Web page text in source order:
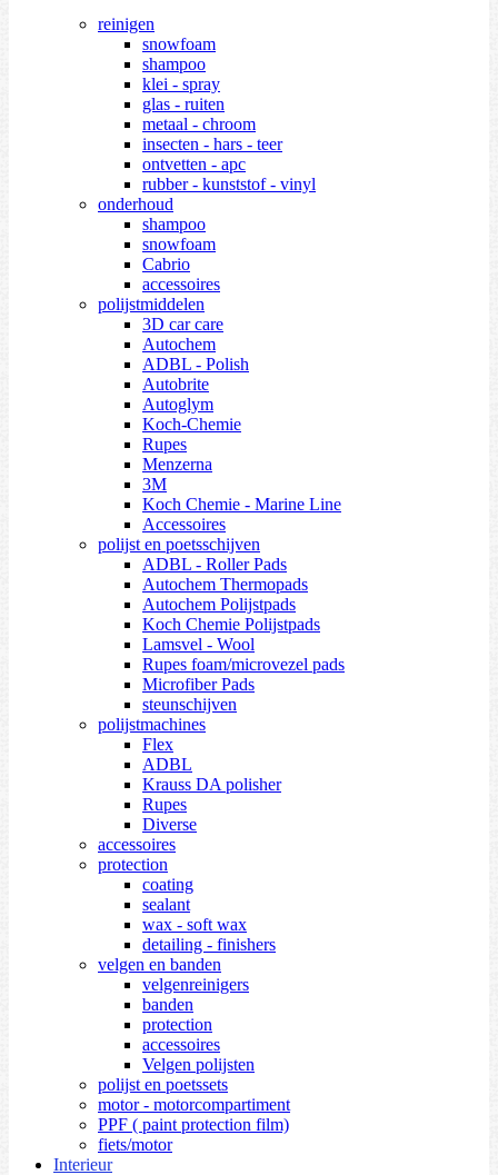
reinigen
snowfoam
shampoo
klei - spray
glas - ruiten
metaal - chroom
insecten - hars - teer
ontvetten - apc
rubber - kunststof - vinyl
onderhoud
shampoo
snowfoam
Cabrio
accessoires
polijstmiddelen
3D car care
Autochem
ADBL - Polish
Autobrite
Autoglym
Koch-Chemie
Rupes
Menzerna
3M
Koch Chemie - Marine Line
Accessoires
polijst en poetsschijven
ADBL - Roller Pads
Autochem Thermopads
Autochem Polijstpads
Koch Chemie Polijstpads
Lamsvel - Wool
Rupes foam/microvezel pads
Microfiber Pads
steunschijven
polijstmachines
Flex
ADBL
Krauss DA polisher
Rupes
Diverse
accessoires
protection
coating
sealant
wax - soft wax
detailing - finishers
velgen en banden
velgenreinigers
banden
protection
accessoires
Velgen polijsten
polijst en poetssets
motor - motorcompartiment
PPF ( paint protection film)
fiets/motor
Interieur